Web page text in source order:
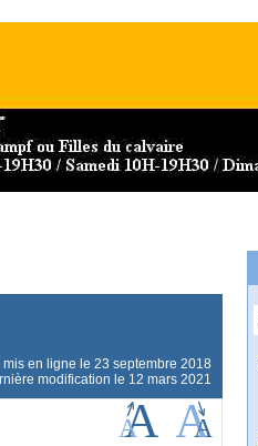
mis en ligne le 23 septembre 2018
modification le 12 mars 2021